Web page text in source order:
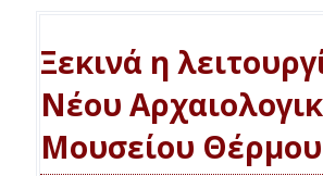
Ξεκινά η
Νέου
Μουσείου Θέρμου